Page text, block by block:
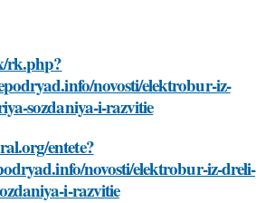
rk.php?
novosti/elektrobur-iz-
sozdaniya-i-razvitie
entete?
novosti/elektrobur-iz-dreli-
i-razvitie